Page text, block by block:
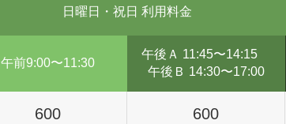
日曜日・祝日 利用料金
午前9:00〜11:30
午後Ａ 11:45〜14:15
午後Ｂ 14:30〜17:00
600 600